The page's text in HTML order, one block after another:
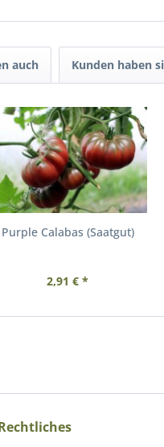
auch Kunden haben
Purple Calabas (Saatgut)
2,91 € *